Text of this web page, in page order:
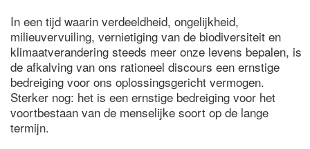
In een tijd waarin verdeeldheid, ongelijkheid,
milieuvervuiling, vernietiging van de biodiversiteit en
klimaatverandering steeds meer onze levens bepalen, is
de afkalving van ons rationeel discours een ernstige
bedreiging voor ons oplossingsgericht vermogen.
Sterker nog: het is een ernstige bedreiging voor het
voortbestaan van de menselijke soort op de lange
termijn.